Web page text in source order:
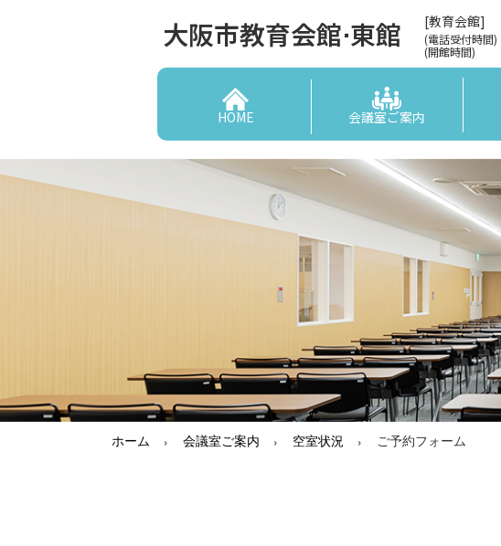
大阪市教育会館⋅東館 [教育会館]
(電話受付時間)
(開館時間)
HOME 会議室ご案内
ホーム 会議室ご案内 空室状況 ご予約フォーム